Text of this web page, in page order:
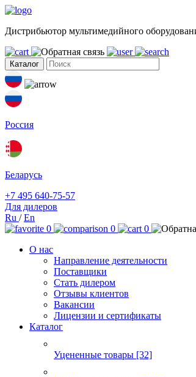
Дистрибьютор мультимедийного
Каталог
Россия
Беларусь
+7 495 640-75-57
Для дилеров
Ru /En
0
0
0
О нас
Направление деятельности
Поставщики
Стать дилером
Отзывы клиентов
Вакансии
Лицензии и сертификаты
Каталог
Уцененные товары [32]